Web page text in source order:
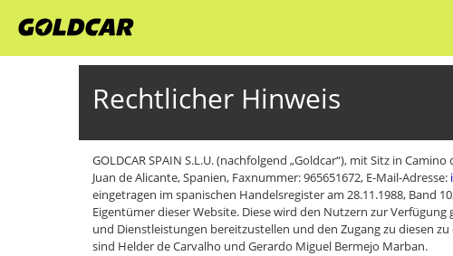
Rechtlicher Hinweis
GOLDCAR SPAIN S.L.U. (nachfolgend „Goldcar“), mit Sitz in
Juan de Alicante, Spanien, Faxnummer: 965651672, E-Mail-Adresse:
eingetragen im spanischen Handelsregister am 28.11.1988, Band
Eigentümer dieser Website. Diese wird den Nutzern zur
und Dienstleistungen bereitzustellen und den Zugang zu diesen
sind Helder de Carvalho und Gerardo Miguel Bermejo Marban.